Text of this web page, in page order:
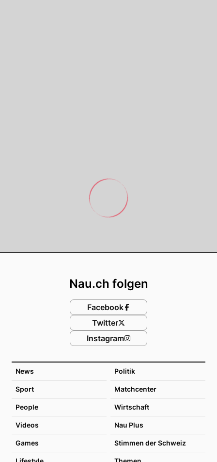
News Politik
Sport Matchcenter
People Wirtschaft
Videos Nau Plus
Games Stimmen der Schweiz
Nau.ch folgen
Facebook
Twitter
Instagram